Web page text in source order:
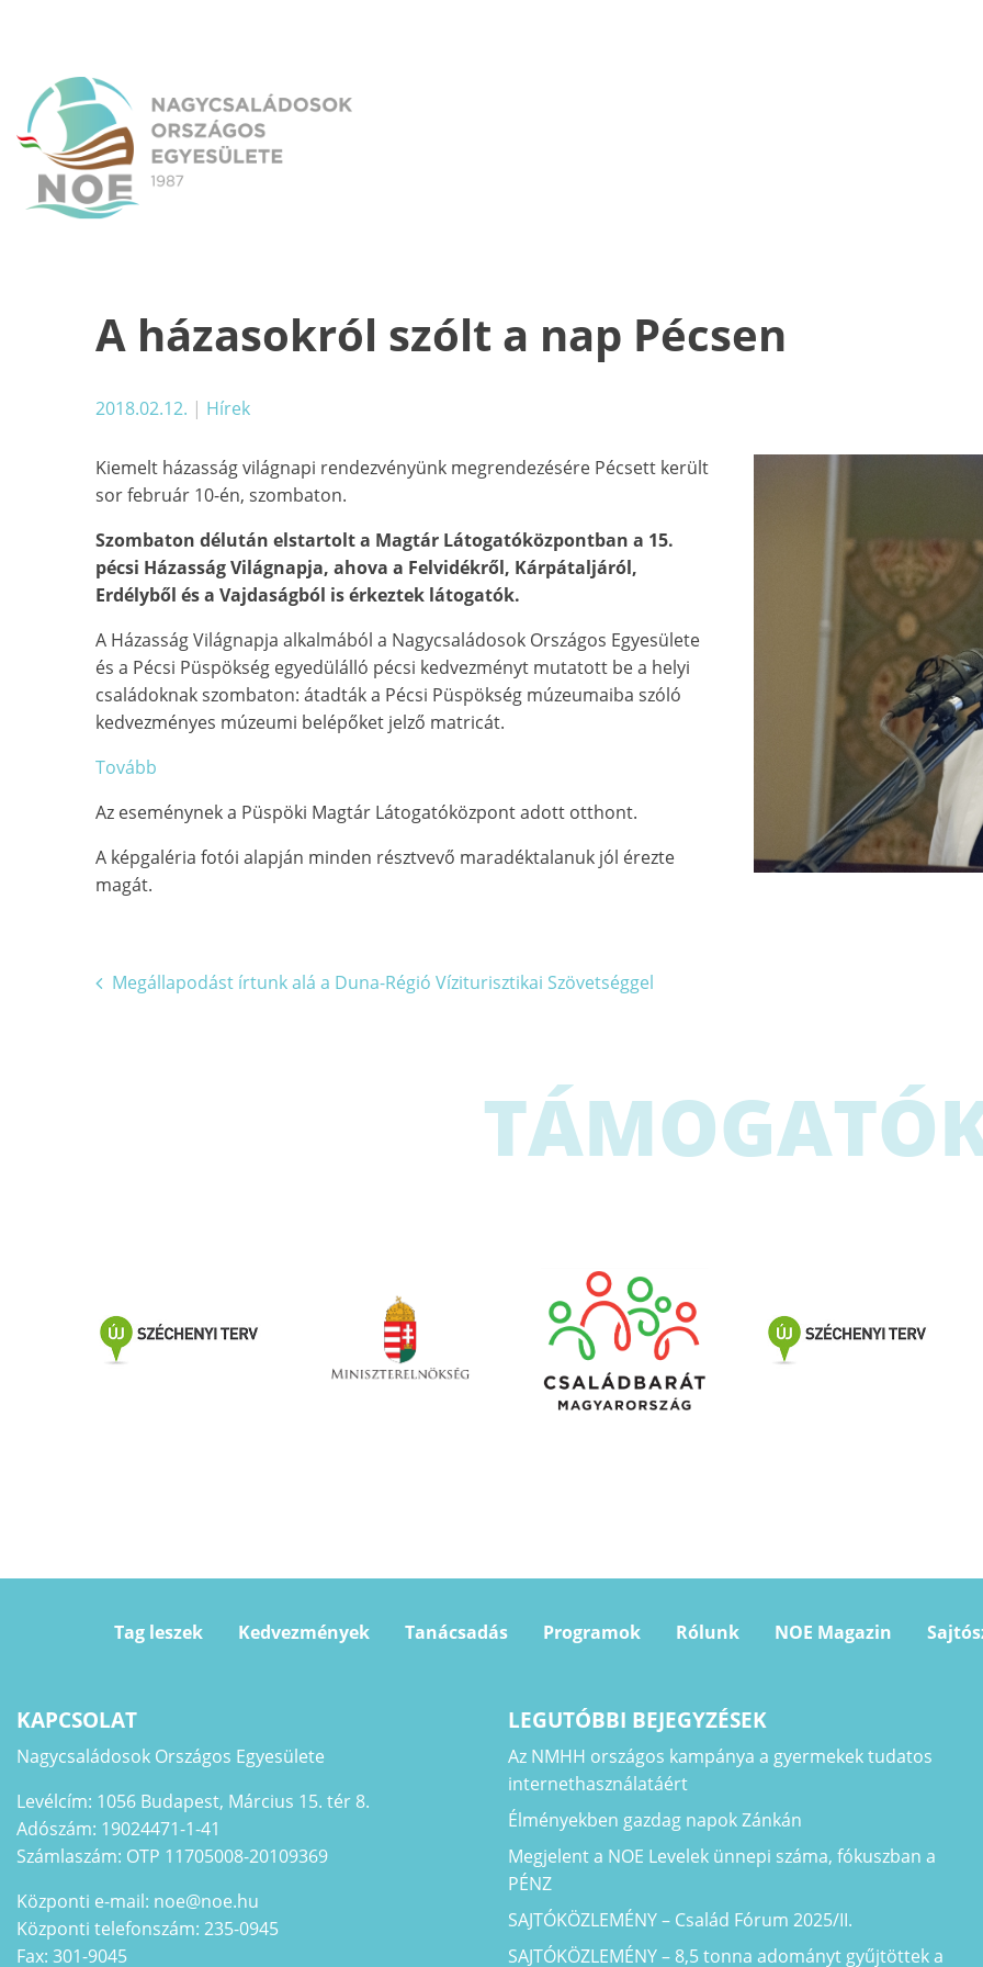
A házasokról szólt a nap Pécsen
2018.02.12. | Hírek
Kiemelt házasság világnapi rendezvényünk megrendezésére Pécsett került
sor február 10-én, szombaton.
Szombaton délután elstartolt a Magtár Látogatóközpontban a 15.
pécsi Házasság Világnapja, ahova a Felvidékről, Kárpátaljáról,
Erdélyből és a Vajdaságból is érkeztek látogatók.
A Házasság Világnapja alkalmából a Nagycsaládosok Országos Egyesülete
és a Pécsi Püspökség egyedülálló pécsi kedvezményt mutatott be a helyi
családoknak szombaton: átadták a Pécsi Püspökség múzeumaiba szóló
kedvezményes múzeumi belépőket jelző matricát.
Tovább
Az eseménynek a Püspöki Magtár Látogatóközpont adott otthont.
A képgaléria fotói alapján minden résztvevő maradéktalanuk jól érezte
magát.
Bejegyzés
Megállapodást írtunk alá a Duna-Régió Víziturisztikai Szövetséggel
Tag leszek Kedvezmények Tanácsadás Programok Rólunk NOE Magazin
KAPCSOLAT
Nagycsaládosok Országos Egyesülete
Levélcím: 1056 Budapest, Március 15. tér 8.
Adószám: 19024471-1-41
Számlaszám: OTP 11705008-20109369
Központi e-mail: noe@noe.hu
Központi telefonszám: 235-0945
Fax: 301-9045
LEGUTÓBBI BEJEGYZÉSEK
Az NMHH országos kampánya a gyermekek tudatos
internethasználatáért
Élményekben gazdag napok Zánkán
Megjelent a NOE Levelek ünnepi száma, fókuszban a
PÉNZ
SAJTÓKÖZLEMÉNY – Család Fórum 2025/II.
SAJTÓKÖZLEMÉNY – 8,5 tonna adományt gyűjtöttek a